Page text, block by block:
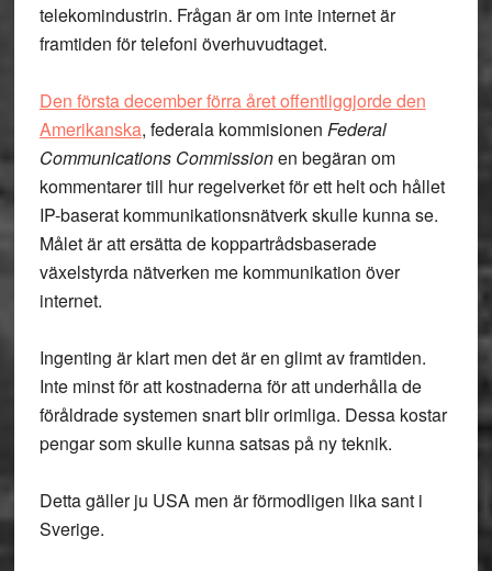
telekomindustrin. Frågan är om inte internet är
framtiden för telefoni överhuvudtaget.
Den första december förra året offentliggjorde den
Amerikanska, federala kommisionen Federal
Communications Commissionen begäran om
kommentarer till hur regelverket för ett helt och hållet
IP-baserat kommunikationsnätverk skulle kunna se.
Målet är att ersätta de koppartrådsbaserade
växelstyrda nätverken me kommunikation över
internet.
Ingenting är klart men det är en glimt av framtiden.
Inte minst för att kostnaderna för att underhålla de
föråldrade systemen snart blir orimliga. Dessa kostar
pengar som skulle kunna satsas på ny teknik.
Detta gäller ju USA men är förmodligen lika sant i
Sverige.